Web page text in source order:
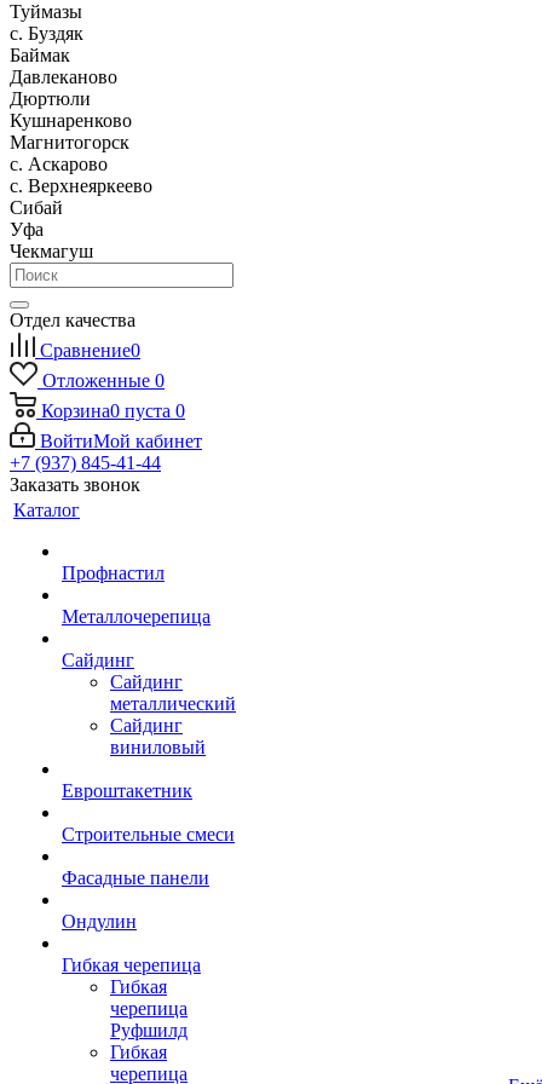
Туймазы
c. Буздяк
Баймак
Давлеканово
Дюртюли
Кушнаренково
Магнитогорск
с. Аскарово
с. Верхнеяркеево
Сибай
Уфа
Чекмагуш
Отдел качества
Сравнение0
Отложенные 0
Корзина0 пуста 0
ВойтиМой кабинет
+7 (937) 845-41-44
Заказать звонок
Каталог
Профнастил
Металлочерепица
Сайдинг
Сайдинг
металлический
Сайдинг
виниловый
Евроштакетник
Строительные смеси
Фасадные панели
Ондулин
Гибкая черепица
Гибкая
черепица
Руфшилд
Гибкая
черепица